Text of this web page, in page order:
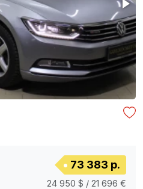
73 383 р.
24 950 $ / 21 696 €